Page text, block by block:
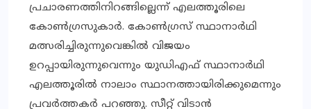
പ്രചാരണത്തിനിറങ്ങില്ലെന്ന് എലത്തൂരിലെ
കോൺഗ്രസുകാർ. കോൺഗ്രസ് സ്ഥാനാർഥി
മത്സരിച്ചിരുന്നുവെങ്കിൽ വിജയം
ഉറപ്പായിരുന്നുവെന്നും യുഡിഎഫ് സ്ഥാനാർഥി
എലത്തൂരിൽ നാലാം സ്ഥാനത്തായിരിക്കുമെന്നും
പ്രവർത്തകർ പറഞ്ഞു. സീറ്റ് വിടാൻ